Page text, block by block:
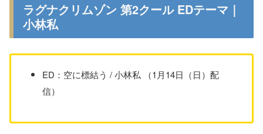
ラグナクリムゾン 第2クール EDテーマ｜
小林私
ED：空に標結う / 小林私 （1月14日（日）配
信）